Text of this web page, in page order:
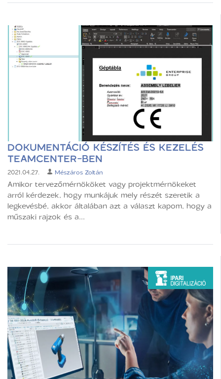
DOKUMENTÁCIÓ KÉSZÍTÉS ÉS KEZELÉS
TEAMCENTER-BEN
2021.04.27. Mészáros Zoltán
Amikor tervezőmérnököket vagy projektmérnökeket
arról kérdezek, hogy munkájuk mely részét szeretik a
legkevésbé, akkor általában azt a választ kapom, hogy a
műszaki rajzok és a...